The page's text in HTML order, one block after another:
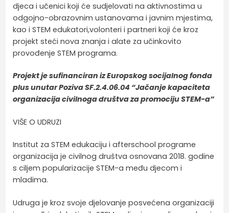
djeca i učenici koji će sudjelovati na aktivnostima u
odgojno-obrazovnim ustanovama i javnim mjestima,
kao i STEM edukatori,volonteri i partneri koji će kroz
projekt steći nova znanja i alate za učinkovito
provođenje STEM programa.
Projekt je sufinanciran iz Europskog socijalnog fonda
plus unutar Poziva SF.2.4.06.04 “Jačanje kapaciteta
organizacija civilnoga društva za promociju STEM-a”
VIŠE O UDRUZI
Institut za STEM edukaciju i afterschool programe
organizacija je civilnog društva osnovana 2018. godine
s ciljem popularizacije STEM-a među djecom i
mladima.
Udruga je kroz svoje djelovanje posvećena organizaciji